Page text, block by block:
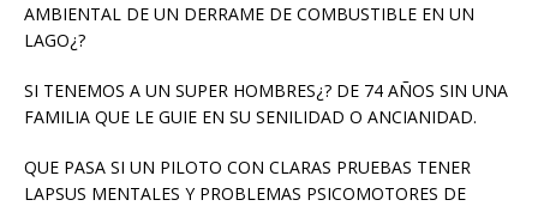
AMBIENTAL DE UN DERRAME DE COMBUSTIBLE EN UN
LAGO¿?
SI TENEMOS A UN SUPER HOMBRES¿? DE 74 AÑOS SIN UNA
FAMILIA QUE LE GUIE EN SU SENILIDAD O ANCIANIDAD.
QUE PASA SI UN PILOTO CON CLARAS PRUEBAS TENER
LAPSUS MENTALES Y PROBLEMAS PSICOMOTORES DE